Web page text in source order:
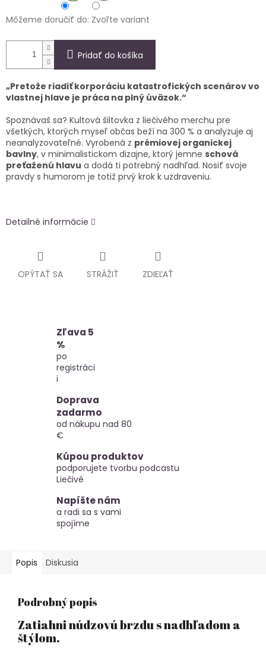
Môžeme doručiť do: Zvoľte variant
Pridať do košíka
„Pretože riadiť korporáciu katastrofických scenárov vo
vlastnej hlave je práca na plný úväzok.“
Spoznávaš sa? Kultová šiltovka z liečivého merchu pre
všetkých, ktorých myseľ občas beží na 300 % a analyzuje aj
neanalyzovateľné. Vyrobená z prémiovej organickej
bavlny, v minimalistickom dizajne, ktorý jemne schová
preťaženú hlavu a dodá ti potrebný nadhľad. Nosiť svoje
pravdy s humorom je totiž prvý krok k uzdraveniu.
Detailné informácie
OPÝTAŤ SA STRÁŽIŤ ZDIEĽAŤ
Zľava 5
%
po
registráci
i
Doprava
zadarmo
od nákupu nad 80
€
Kúpou produktov
podporujete tvorbu podcastu
Liečivé
Napíšte nám
a radi sa s vami
spojíme
Popis Diskusia
Podrobný popis
Zatiahni núdzovú brzdu s nadhľadom a
štýlom.